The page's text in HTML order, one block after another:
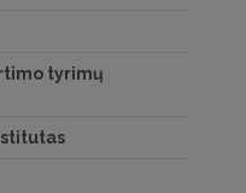
tyrimų